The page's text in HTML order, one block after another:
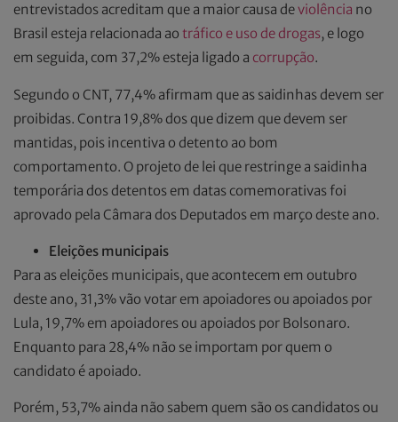
entrevistados acreditam que a maior causa deviolência no
Brasil esteja relacionada ao tráfico e uso de drogas, e logo
em seguida, com 37,2% esteja ligado a corrupção.
Segundo o CNT, 77,4% afirmam que as saidinhas devem ser
proibidas. Contra 19,8% dos que dizem que devem ser
mantidas, pois incentiva o detento ao bom
comportamento. O projeto de lei que restringe a saidinha
temporária dos detentos em datas comemorativas foi
aprovado pela Câmara dos Deputados em março deste ano.
Eleições municipais
Para as eleições municipais, que acontecem em outubro
deste ano, 31,3% vão votar em apoiadores ou apoiados por
Lula, 19,7% em apoiadores ou apoiados por Bolsonaro.
Enquanto para 28,4% não se importam por quem o
candidato é apoiado.
Porém, 53,7% ainda não sabem quem são os candidatos ou